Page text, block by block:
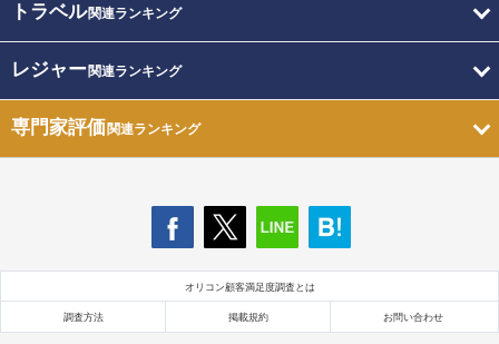
トラベル関連ランキング
レジャー関連ランキング
専門家評価関連ランキング
オリコン顧客満足度調査とは
調査方法 掲載規約 お問い合わせ